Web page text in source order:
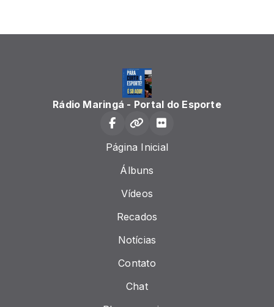
Rádio Maringá - Portal do Esporte
Página Inicial
Álbuns
Vídeos
Recados
Notícias
Contato
Chat